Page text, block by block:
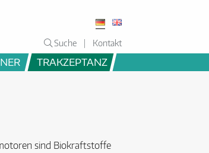
Suche Kontakt
TRAKZEPTANZ
sind Biokraftstoffe